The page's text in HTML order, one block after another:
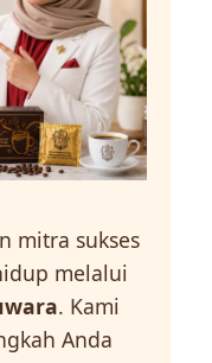
mitra sukses
melalui
. Kami
Anda